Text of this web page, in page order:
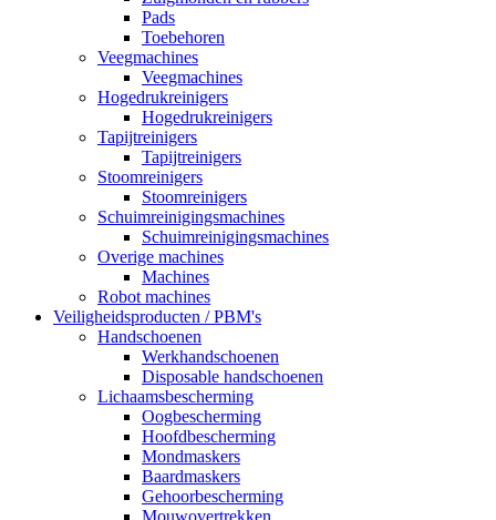
Pads
Toebehoren
Veegmachines
Veegmachines
Hogedrukreinigers
Hogedrukreinigers
Tapijtreinigers
Tapijtreinigers
Stoomreinigers
Stoomreinigers
Schuimreinigingsmachines
Schuimreinigingsmachines
Overige machines
Machines
Robot machines
Veiligheidsproducten / PBM's
Handschoenen
Werkhandschoenen
Disposable handschoenen
Lichaamsbescherming
Oogbescherming
Hoofdbescherming
Mondmaskers
Baardmaskers
Gehoorbescherming
Mouwovertrekken